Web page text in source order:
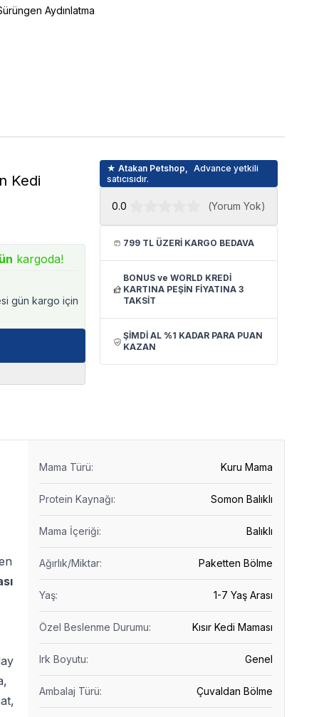
Aydınlatma
Kedi
kargoda!
gün kargo için
★ Atakan Petshop,
Advance yetkili
satıcısıdır.
0.0 (Yorum Yok)
799 TL ÜZERİ KARGO BEDAVA
BONUS ve WORLD KREDİ
KARTINA PEŞİN FİYATINA 3
TAKSİT
ŞİMDİ AL %1 KADAR PARA PUAN
KAZAN
Mama Türü: Kuru Mama
Protein Kaynağı: Somon Balıklı
Mama İçeriği: Balıklı
Ağırlık/Miktar: Paketten Bölme
Yaş: 1-7 Yaş Arası
Özel Beslenme Durumu: Kısır Kedi Maması
Irk Boyutu: Genel
Ambalaj Türü: Çuvaldan Bölme